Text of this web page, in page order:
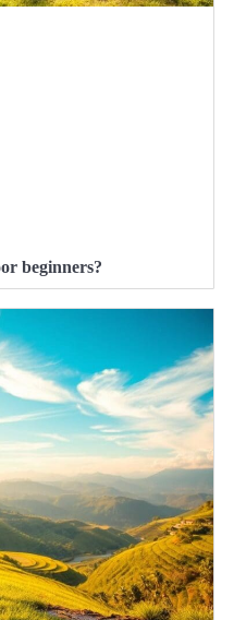
beginners?